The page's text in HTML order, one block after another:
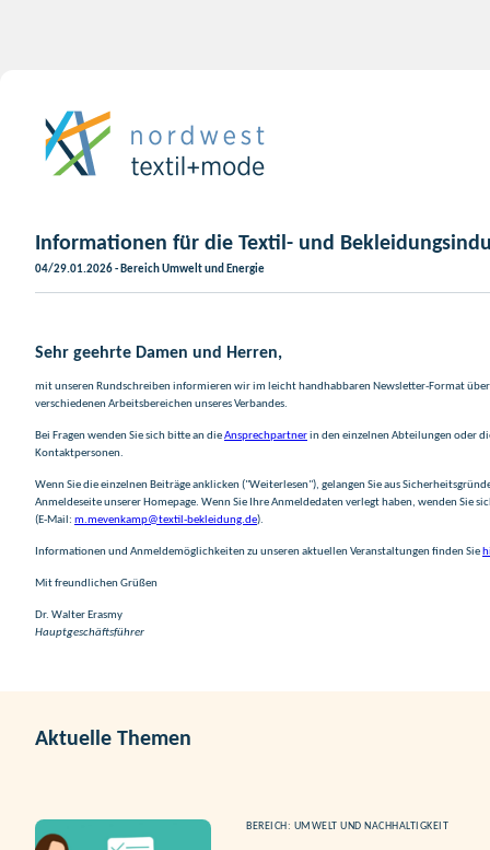
Informationen für die Textil- und
04/29.01.2026 - Bereich Umwelt und Energie
Sehr geehrte Damen und Herren,
mit unseren Rundschreiben informieren wir im leicht handhabbaren Newsletter-Format über
verschiedenen Arbeitsbereichen unseres Verbandes.
Bei Fragen wenden Sie sich bitte an dieAnsprechpartnerin den einzelnen Abteilungen oder
Kontaktpersonen.
Wenn Sie die einzelnen Beiträge anklicken ("Weiterlesen"), gelangen Sie aus
Anmeldeseite unserer Homepage. Wenn Sie Ihre Anmeldedaten verlegt haben, wenden Sie
(E-Mail: m.mevenkamp@textil-bekleidung.de).
Informationen und Anmeldemöglichkeiten zu unseren aktuellen Veranstaltungen finden Sie
Mit freundlichen Grüßen
Dr. Walter Erasmy
Hauptgeschäftsführer
Aktuelle Themen
BEREICH: UMWELT UND NACHHALTIGKEIT